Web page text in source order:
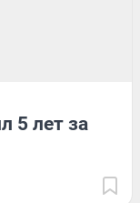
5 лет за